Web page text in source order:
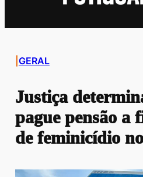
GERAL
Justiça
pague pensão a
de feminicídio